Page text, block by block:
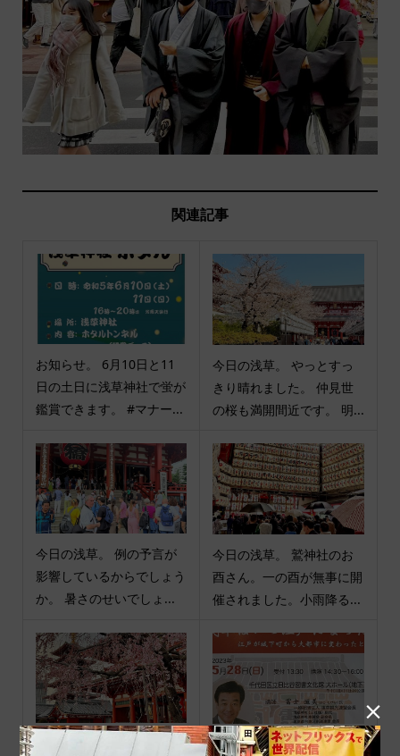
関連記事
お知らせ。 6月10日と11
日の土日に浅草神社で蛍が
鑑賞できます。 #マナー...
今日の浅草。 やっとすっ
きり晴れました。 仲見世
の桜も満開間近です。 明...
今日の浅草。 例の予言が
影響しているからでしょう
か。 暑さのせいでしょ...
今日の浅草。 鷲神社のお
酉さん。一の酉が無事に開
催されました。小雨降る...
今日の浅草。 浅草も桜が
講演会のお知らせ。 浅草
